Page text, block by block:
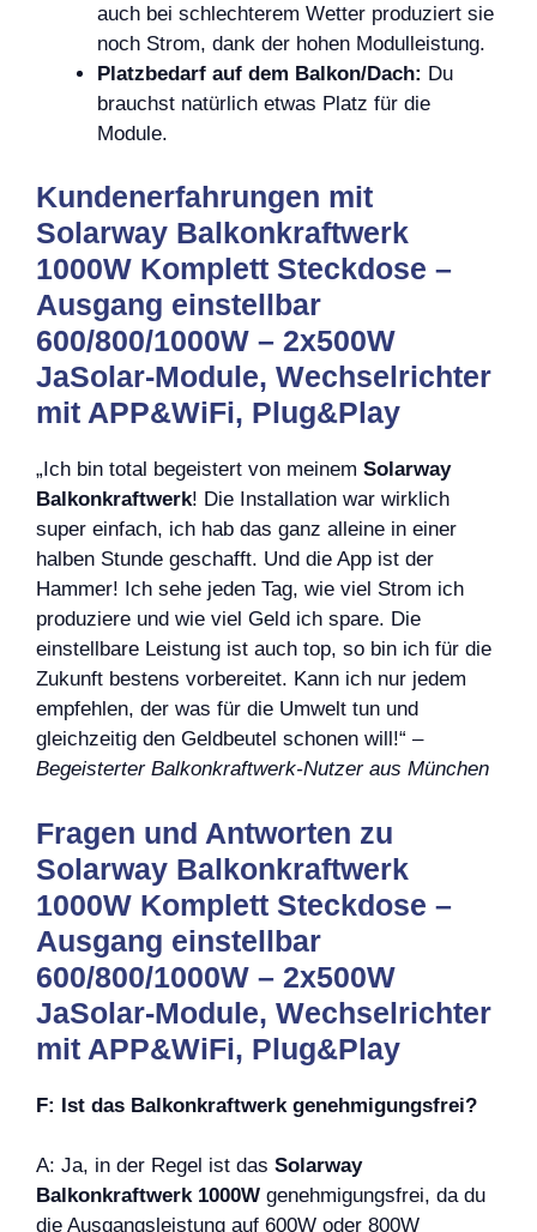
auch bei schlechterem Wetter produziert sie
noch Strom, dank der hohen Modulleistung.
Platzbedarf auf dem Balkon/Dach: Du
brauchst natürlich etwas Platz für die
Module.
Kundenerfahrungen mit
Solarway Balkonkraftwerk
1000W Komplett Steckdose –
Ausgang einstellbar
600/800/1000W – 2x500W
JaSolar-Module, Wechselrichter
mit APP&WiFi, Plug&Play
„Ich bin total begeistert von meinem Solarway
Balkonkraftwerk! Die Installation war wirklich
super einfach, ich hab das ganz alleine in einer
halben Stunde geschafft. Und die App ist der
Hammer! Ich sehe jeden Tag, wie viel Strom ich
produziere und wie viel Geld ich spare. Die
einstellbare Leistung ist auch top, so bin ich für die
Zukunft bestens vorbereitet. Kann ich nur jedem
empfehlen, der was für die Umwelt tun und
gleichzeitig den Geldbeutel schonen will!“ –
Begeisterter Balkonkraftwerk-Nutzer aus München
Fragen und Antworten zu
Solarway Balkonkraftwerk
1000W Komplett Steckdose –
Ausgang einstellbar
600/800/1000W – 2x500W
JaSolar-Module, Wechselrichter
mit APP&WiFi, Plug&Play
F: Ist das Balkonkraftwerk genehmigungsfrei?
A: Ja, in der Regel ist das Solarway
Balkonkraftwerk 1000W genehmigungsfrei, da du
die Ausgangsleistung auf 600W oder 800W